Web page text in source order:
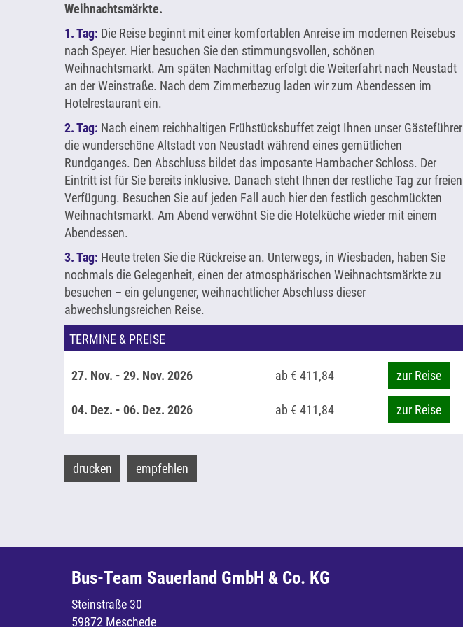
Weihnachtsmärkte.
1. Tag: Die Reise beginnt mit einer komfortablen Anreise im modernen Reisebus
nach Speyer. Hier besuchen Sie den stimmungsvollen, schönen
Weihnachtsmarkt. Am späten Nachmittag erfolgt die Weiterfahrt nach Neustadt
an der Weinstraße. Nach dem Zimmerbezug laden wir zum Abendessen im
Hotelrestaurant ein.
2. Tag: Nach einem reichhaltigen Frühstücksbuffet zeigt Ihnen unser Gästeführer
die wunderschöne Altstadt von Neustadt während eines gemütlichen
Rundganges. Den Abschluss bildet das imposante Hambacher Schloss. Der
Eintritt ist für Sie bereits inklusive. Danach steht Ihnen der restliche Tag zur freien
Verfügung. Besuchen Sie auf jeden Fall auch hier den festlich geschmückten
Weihnachtsmarkt. Am Abend verwöhnt Sie die Hotelküche wieder mit einem
Abendessen.
3. Tag: Heute treten Sie die Rückreise an. Unterwegs, in Wiesbaden, haben Sie
nochmals die Gelegenheit, einen der atmosphärischen Weihnachtsmärkte zu
besuchen – ein gelungener, weihnachtlicher Abschluss dieser
abwechslungsreichen Reise.
TERMINE & PREISE
27. Nov. - 29. Nov. 2026 ab € 411,84 zur Reise
04. Dez. - 06. Dez. 2026 ab € 411,84 zur Reise
drucken empfehlen
Bus-Team Sauerland GmbH & Co. KG
Steinstraße 30
59872 Meschede